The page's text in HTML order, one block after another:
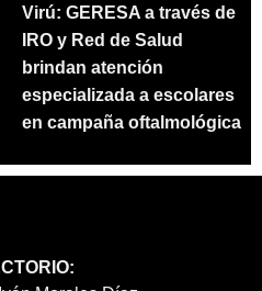
Virú: GERESA a través de
IRO y Red de Salud
brindan atención
especializada a escolares
en campaña oftalmológica